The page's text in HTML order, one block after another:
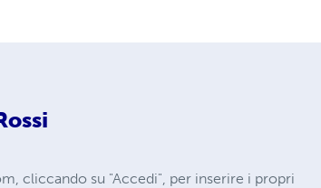
cliccando su "Accedi", per inserire i propri